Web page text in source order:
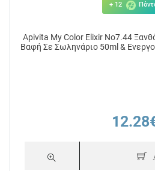
+ 12
Apivita My Color Elixir No7.44
Βαφή Σε Σωληνάριο 50ml &